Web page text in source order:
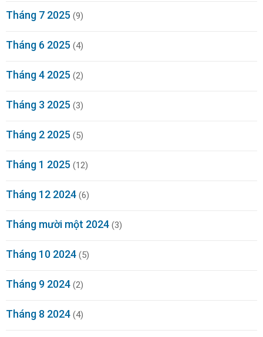
Tháng 7 2025 (9)
Tháng 6 2025 (4)
Tháng 4 2025 (2)
Tháng 3 2025 (3)
Tháng 2 2025 (5)
Tháng 1 2025 (12)
Tháng 12 2024 (6)
Tháng mười một 2024 (3)
Tháng 10 2024 (5)
Tháng 9 2024 (2)
Tháng 8 2024 (4)